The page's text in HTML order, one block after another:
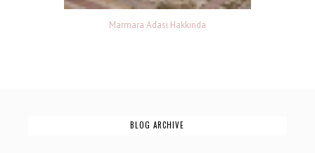
Marmara Adası Hakkında
BLOG ARCHIVE